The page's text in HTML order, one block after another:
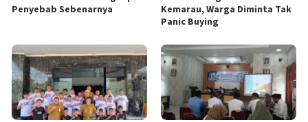
Penyebab Sebenarnya
Kemarau, Warga Diminta Tak
Panic Buying